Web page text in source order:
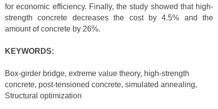
for economic efficiency. Finally, the study showed that high-
strength concrete decreases the cost by 4.5% and the
amount of concrete by 26%.
KEYWORDS:
Box-girder bridge, extreme value theory, high-strength
concrete, post-tensioned concrete, simulated annealing,
Structural optimization